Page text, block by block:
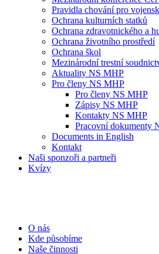
Pravidla chování pro
Ochrana kulturních statků
Ochrana zdravotnického a
Ochrana životního prostředí
Ochrana škol
Mezinárodní trestní
Aktuality NS MHP
Pro členy NS MHP
Pro členy NS MHP
Zápisy NS MHP
Kontakty NS MHP
Pracovní dokumenty
Documents in English
Kontakt
Naši sponzoři a partneři
Kvízy
O nás
Kde působíme
Naše činnosti